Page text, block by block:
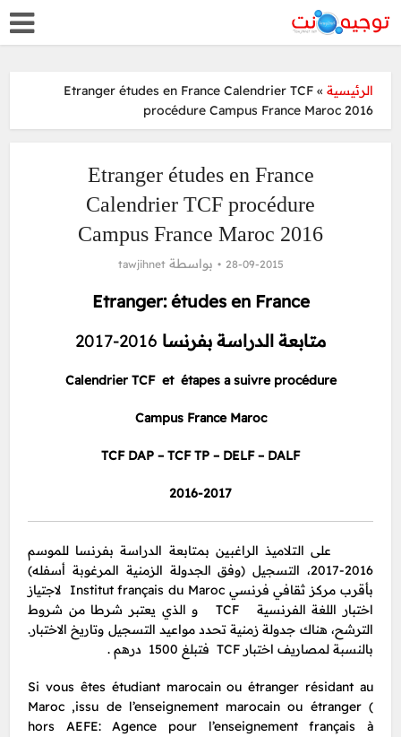
الرئيسية »
Etranger études en France Calendrier TCF
procédure Campus France Maroc 2016
Etranger études en France
Calendrier TCF procédure
Campus France Maroc 2016
28-09-2015 بواسطةtawjihnet
Etranger: études en France
متابعة الدراسة بفرنسا
Calendrier TCF et étapes a suivre procédure
Campus France Maroc
TCF DAP – TCF TP – DELF – DALF
2016-2017
على التلاميذ الراغبين بمتابعة الدراسة بفرنسا للموسم
2016-2017، التسجيل (وفق الجدولة الزمنية المرغوبة أسفله)
بأقرب مركز ثقافي فرنسي Institut français du Maroc لاجتياز
اختبار اللغة الفرنسية TCF و الذي يعتبر شرطا من شروط
الترشح، هناك جدولة زمنية تحدد مواعيد التسجيل وتاريخ الاختبار.
بالنسبة لمصاريف اختبار TCF فتبلغ 1500 درهم .
Si vous êtes étudiant marocain ou étranger résidant au
Maroc ,issu de l’enseignement marocain ou étranger (
hors AEFE: Agence pour l’enseignement français à